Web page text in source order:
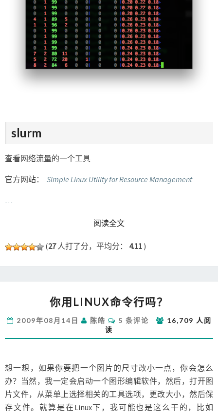
slurm
查看网络流量的一个工具
官方网站： Simple Linux Utility for Resource Management
…
阅读全文READ MORE
(27人打了分，平均分： 4.11 )
用
命
令
你用LINUX命令行吗？
2009年08月14日 陈皓
评
论
5 条评论
16,709 人阅
读
想一想，如果你要把一个图片的尺寸改小一点，你会怎么
办？当然，我一定会启动一个图形编辑软件，然后，打开图
片文件，从菜单上选择相关的工具选项，更改大小，然后保
存文件。就算是在Linux下，我可能也是这么干的，比如